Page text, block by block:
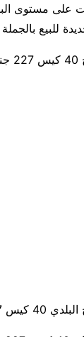
على مستوى
للبيع
227 جنيه